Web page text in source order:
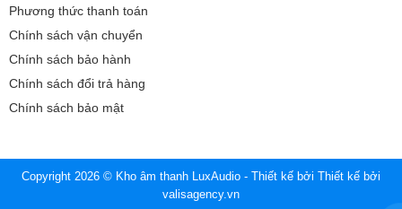
Phương thức thanh toán
Chính sách vận chuyển
Chính sách bảo hành
Chính sách đổi trả hàng
Chính sách bảo mật
Copyright 2026 © Kho âm thanh LuxAudio - Thiết kế bởi Thiết kế bởi
valisagency.vn